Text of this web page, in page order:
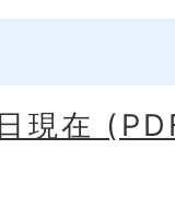
現在